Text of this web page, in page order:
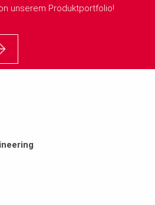
unserem Produktportfolio!